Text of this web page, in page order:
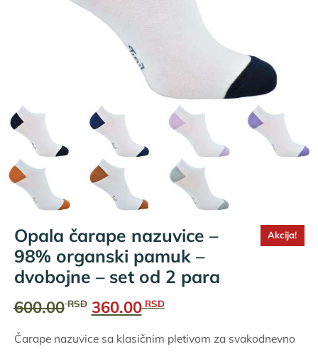
Akcija!
Opala čarape nazuvice –
98% organski pamuk –
dvobojne – set od 2 para
600.00RSD Originalna
cena
360.00RSDTrenutna
cena
Čarape nazuvice sa klasičnim pletivom za svakodnevno